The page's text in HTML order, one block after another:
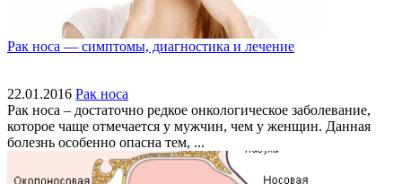
Рак носа — симптомы, диагностика и лечение
22.01.2016 Рак носа
Рак носа – достаточно редкое онкологическое заболевание,
которое чаще отмечается у мужчин, чем у женщин. Данная
болезнь особенно опасна тем, ...